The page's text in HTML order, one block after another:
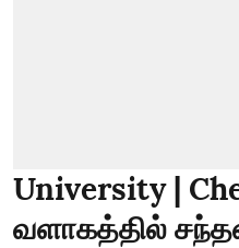
University |
வளாகத்தில்